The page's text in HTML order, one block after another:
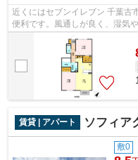
近くにはセブンイレブン 千葉古
便利です。風通しが良く、湿気
賃貸 | アパート ソフィア
敷0